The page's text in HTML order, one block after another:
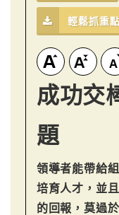
輕鬆抓重
成功交
題
領導者能帶給
培育人才，並
的回報，莫過